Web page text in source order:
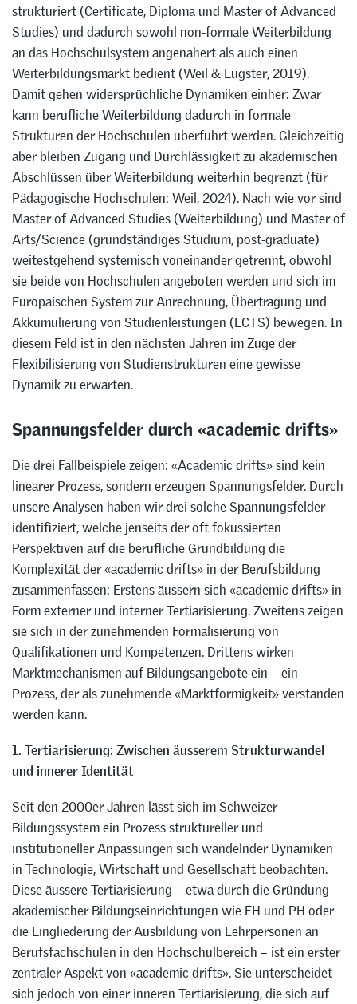
strukturiert (Certificate, Diploma und Master of Advanced
Studies) und dadurch sowohl non-formale Weiterbildung
an das Hochschulsystem angenähert als auch einen
Weiterbildungsmarkt bedient (Weil & Eugster, 2019).
Damit gehen widersprüchliche Dynamiken einher: Zwar
kann berufliche Weiterbildung dadurch in formale
Strukturen der Hochschulen überführt werden. Gleichzeitig
aber bleiben Zugang und Durchlässigkeit zu akademischen
Abschlüssen über Weiterbildung weiterhin begrenzt (für
Pädagogische Hochschulen: Weil, 2024). Nach wie vor sind
Master of Advanced Studies (Weiterbildung) und Master of
Arts/Science (grundständiges Studium, post-graduate)
weitestgehend systemisch voneinander getrennt, obwohl
sie beide von Hochschulen angeboten werden und sich im
Europäischen System zur Anrechnung, Übertragung und
Akkumulierung von Studienleistungen (ECTS) bewegen. In
diesem Feld ist in den nächsten Jahren im Zuge der
Flexibilisierung von Studienstrukturen eine gewisse
Dynamik zu erwarten.
Spannungsfelder durch «academic drifts»
Die drei Fallbeispiele zeigen: «Academic drifts» sind kein
linearer Prozess, sondern erzeugen Spannungsfelder. Durch
unsere Analysen haben wir drei solche Spannungsfelder
identifiziert, welche jenseits der oft fokussierten
Perspektiven auf die berufliche Grundbildung die
Komplexität der «academic drifts» in der Berufsbildung
zusammenfassen: Erstens äussern sich «academic drifts» in
Form externer und interner Tertiarisierung. Zweitens zeigen
sie sich in der zunehmenden Formalisierung von
Qualifikationen und Kompetenzen. Drittens wirken
Marktmechanismen auf Bildungsangebote ein – ein
Prozess, der als zunehmende «Marktförmigkeit» verstanden
werden kann.
1. Tertiarisierung: Zwischen äusserem Strukturwandel
und innerer Identität
Seit den 2000er-Jahren lässt sich im Schweizer
Bildungssystem ein Prozess struktureller und
institutioneller Anpassungen sich wandelnder Dynamiken
in Technologie, Wirtschaft und Gesellschaft beobachten.
Diese äussere Tertiarisierung – etwa durch die Gründung
akademischer Bildungseinrichtungen wie FH und PH oder
die Eingliederung der Ausbildung von Lehrpersonen an
Berufsfachschulen in den Hochschulbereich – ist ein erster
zentraler Aspekt von «academic drifts». Sie unterscheidet
sich jedoch von einer inneren Tertiarisierung, die sich auf